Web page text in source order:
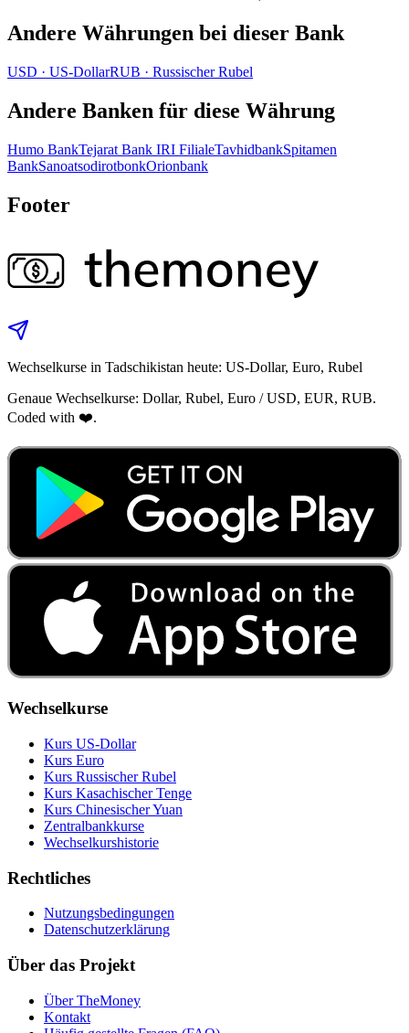
Andere Währungen bei dieser Bank
USD · US‑DollarRUB · Russischer Rubel
Andere Banken für diese Währung
Humo BankTejarat Bank IRI FilialeTavhidbankSpitamen
BankSanoatsodirotbonkOrionbank
Footer
Wechselkurse in Tadschikistan heute: US‑Dollar, Euro, Rubel
Genaue Wechselkurse: Dollar, Rubel, Euro / USD, EUR, RUB.
Coded with ❤️.
Wechselkurse
Kurs US‑Dollar
Kurs Euro
Kurs Russischer Rubel
Kurs Kasachischer Tenge
Kurs Chinesischer Yuan
Zentralbankkurse
Wechselkurshistorie
Rechtliches
Nutzungsbedingungen
Datenschutzerklärung
Über das Projekt
Über TheMoney
Kontakt